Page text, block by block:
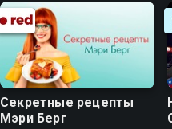
Секретные рецепты
Мэри Берг